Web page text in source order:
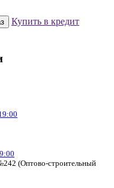
Купить в кредит
(Оптово-строительный